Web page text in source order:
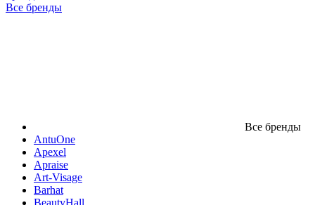
Все бренды
Все бренды
AntuOne
Apexel
Apraise
Art-Visage
Barhat
BeautyHall